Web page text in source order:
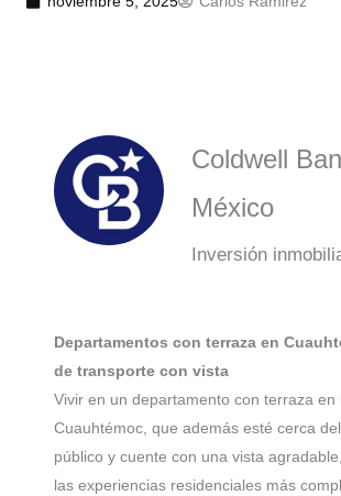
Coldwell
México
Inversión
Departamentos con terraza en
de transporte con vista
Vivir en un departamento con terraza en
Cuauhtémoc, que además esté cerca
público y cuente con una vista
las experiencias residenciales más